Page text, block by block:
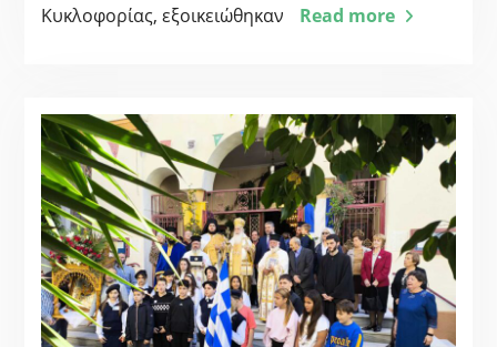
Κυκλοφορίας, εξοικειώθηκαν
Read more